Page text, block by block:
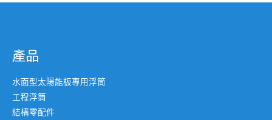
產品
水面型太陽能板專用浮筒
工程浮筒
結構零配件